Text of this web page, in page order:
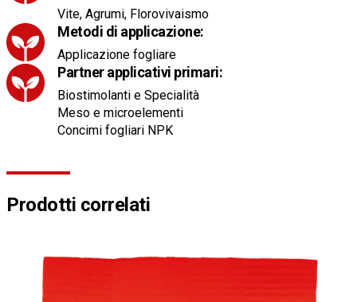
Vite, Agrumi, Florovivaismo
Metodi di applicazione:
Applicazione fogliare
Partner applicativi primari:
Biostimolanti e Specialità
Meso e microelementi
Concimi fogliari NPK
Prodotti correlati